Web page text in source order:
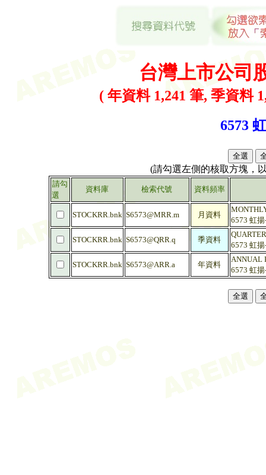
台灣上市公司
( 年資料 1,241 筆, 季資料
6573
(請勾選左側的核取方塊，
請勾
選
資料庫 檢索代號 資料頻率
STOCKRR.bnk S6573@MRR.m 月資料
6573 虹
STOCKRR.bnk S6573@QRR.q 季資料
6573 虹
STOCKRR.bnk S6573@ARR.a 年資料
ANNUAL
6573 虹